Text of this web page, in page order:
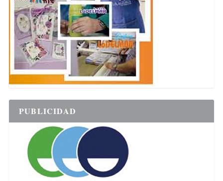
PUBLICIDAD